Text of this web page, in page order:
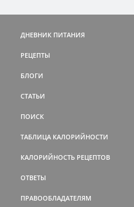
ДНЕВНИК ПИТАНИЯ
РЕЦЕПТЫ
БЛОГИ
СТАТЬИ
ПОИСК
ТАБЛИЦА КАЛОРИЙНОСТИ
КАЛОРИЙНОСТЬ РЕЦЕПТОВ
ОТВЕТЫ
ПРАВООБЛАДАТЕЛЯМ